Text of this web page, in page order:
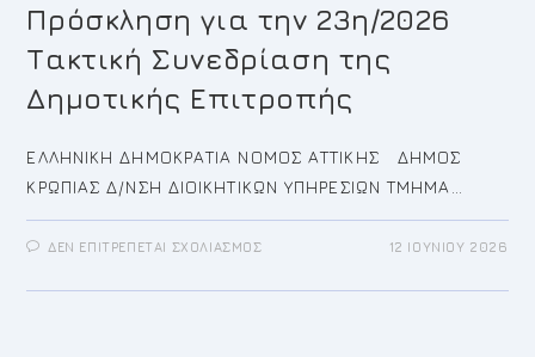
Πρόσκληση για την 23η/2026
Τακτική Συνεδρίαση της
Δημοτικής Επιτροπής
ΕΛΛΗΝΙΚΗ ΔΗΜΟΚΡΑΤΙΑ ΝΟΜΟΣ ΑΤΤΙΚΗΣ ΔΗΜΟΣ
ΚΡΩΠΙΑΣ Δ/ΝΣΗ ΔΙΟΙΚΗΤΙΚΩΝ ΥΠΗΡΕΣΙΩΝ ΤΜΗΜΑ…
ΔΕΝ ΕΠΙΤΡΈΠΕΤΑΙ ΣΧΟΛΙΑΣΜΌΣΣΤΟ
ΤΗΝ
12 ΙΟΥΝΊΟΥ 2026